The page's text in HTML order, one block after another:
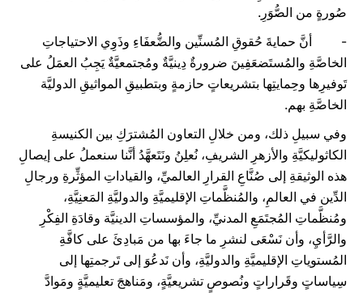
صُورةٍ من الصُّوَرِ.
- أنَّ حمايةَ حُقوقِ المُسنِّين والضُّعفَاءِ وذَوِي الاحتياجاتِ
الخاصَّةِ والمُستَضعَفِينَ ضرورةٌ دِينيَّةٌ ومُجتمعيَّةٌ يَجِبُ العمَلُ على
تَوفيرِها وحِمايتِها بتشريعاتٍ حازمةٍ وبتطبيقِ المواثيقِ الدوليَّة
الخاصَّةِ بهم.
وفي سبيلِ ذلك، ومن خلالِ التعاون المُشترَكِ بين الكنيسةِ
الكاثوليكيَّةِ والأزهرِ الشريفِ، نُعلِنُ ونَتَعهَّدُ أنَّنا سنعملُ على إيصالِ
هذه الوثيقةِ إلى صُنَّاعِ القرارِ العالميِّ، والقياداتِ المؤثِّرةِ ورجالِ
الدِّين في العالمِ، والمُنظَّماتِ الإقليميَّةِ والدوليَّةِ المَعنِيَّةِ،
ومُنظَّماتِ المُجتَمَعِ المدنيِّ، والمؤسساتِ الدينيَّة وقادَةِ الفِكْرِ
والرَّأيِ، وأن نَسْعَى لنشرِ ما جاءَ بها من مَبادِئَ على كافَّةِ
المُستوياتِ الإقليميَّةِ والدوليَّةِ، وأن نَدعُوَ إلى تَرجمتِها إلى
سِياساتٍ وقَراراتٍ ونُصوصٍ تشريعيَّةٍ، ومَناهجَ تعليميَّةٍ ومَوادَّ